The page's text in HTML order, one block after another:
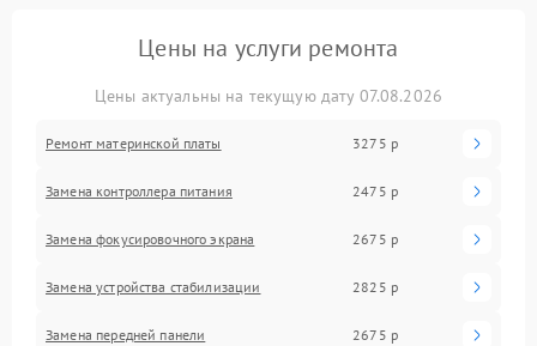
Цены на услуги ремонта
Цены актуальны на текущую дату 07.08.2026
Ремонт материнской платы 3275 р
Замена контроллера питания 2475 р
Замена фокусировочного экрана 2675 р
Замена устройства стабилизации 2825 р
Замена передней панели 2675 р